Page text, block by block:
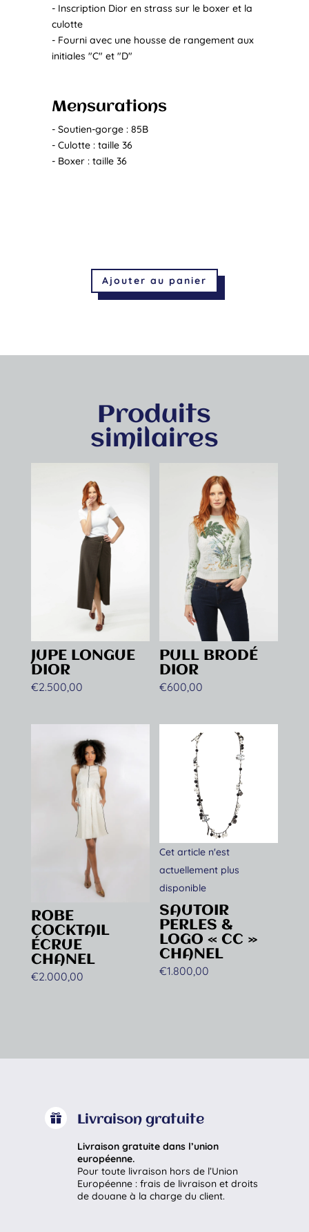
- Inscription Dior en strass sur le boxer et la
culotte
- Fourni avec une housse de rangement aux
initiales "C" et "D"
Mensurations
- Soutien-gorge : 85B
- Culotte : taille 36
- Boxer : taille 36
Ajouter au panier
Produits
similaires
JUPE LONGUE
DIOR
€2.500,00
PULL BRODÉ
DIOR
€600,00
ROBE
COCKTAIL
ÉCRUE
CHANEL
€2.000,00
Cet article n'est
actuellement plus
disponible
SAUTOIR
PERLES &
LOGO « CC »
CHANEL
€1.800,00
 Livraison gratuite
Livraison gratuite dans l’union
européenne.
Pour toute livraison hors de l’Union
Européenne : frais de livraison et droits
de douane à la charge du client.